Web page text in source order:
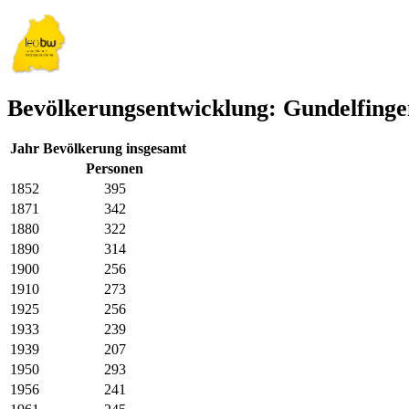
Bevölkerungsentwicklung:
Jahr Bevölkerung insgesamt
Personen
1852
395
1871
342
1880
322
1890
314
1900
256
1910
273
1925
256
1933
239
1939
207
1950
293
1956
241